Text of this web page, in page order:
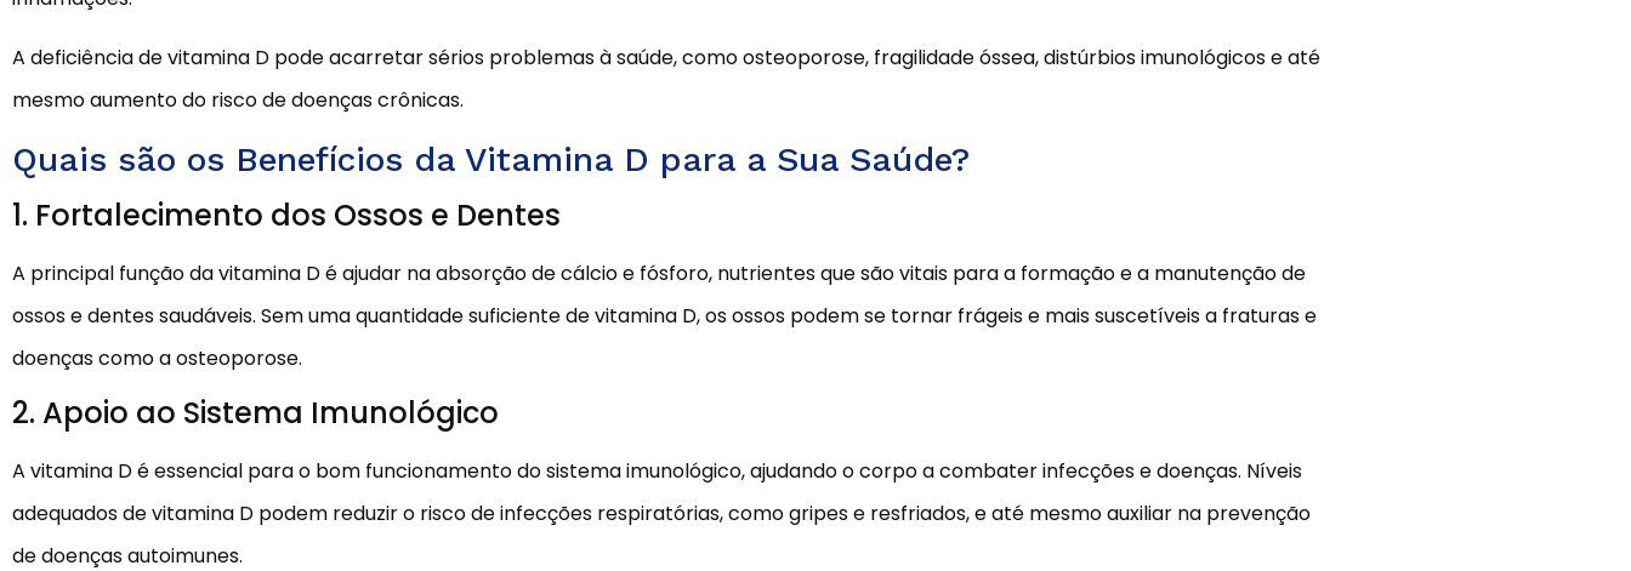
A deficiência de vitamina D pode acarretar sérios problemas à saúde, como osteoporose, fragilidade óssea, distúrbios imunológicos e até
mesmo aumento do risco de doenças crônicas.
Quais são os Benefícios da Vitamina D para a Sua Saúde?
1. Fortalecimento dos Ossos e Dentes
A principal função da vitamina D é ajudar na absorção de cálcio e fósforo, nutrientes que são vitais para a formação e a manutenção de
ossos e dentes saudáveis. Sem uma quantidade suficiente de vitamina D, os ossos podem se tornar frágeis e mais suscetíveis a fraturas e
doenças como a osteoporose.
2. Apoio ao Sistema Imunológico
A vitamina D é essencial para o bom funcionamento do sistema imunológico, ajudando o corpo a combater infecções e doenças. Níveis
adequados de vitamina D podem reduzir o risco de infecções respiratórias, como gripes e resfriados, e até mesmo auxiliar na prevenção
de doenças autoimunes.